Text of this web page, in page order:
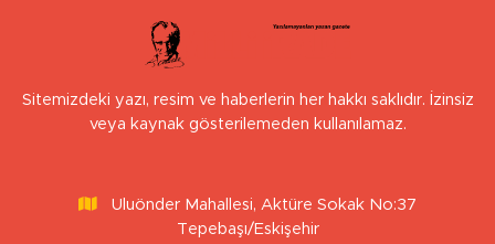
Sitemizdeki yazı, resim ve haberlerin her hakkı saklıdır. İzinsiz
veya kaynak gösterilemeden kullanılamaz.
Uluönder Mahallesi, Aktüre Sokak No:37
Tepebaşı/Eskişehir